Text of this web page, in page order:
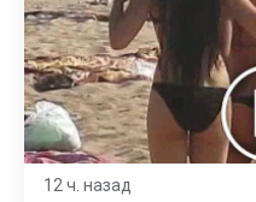
12 ч. назад